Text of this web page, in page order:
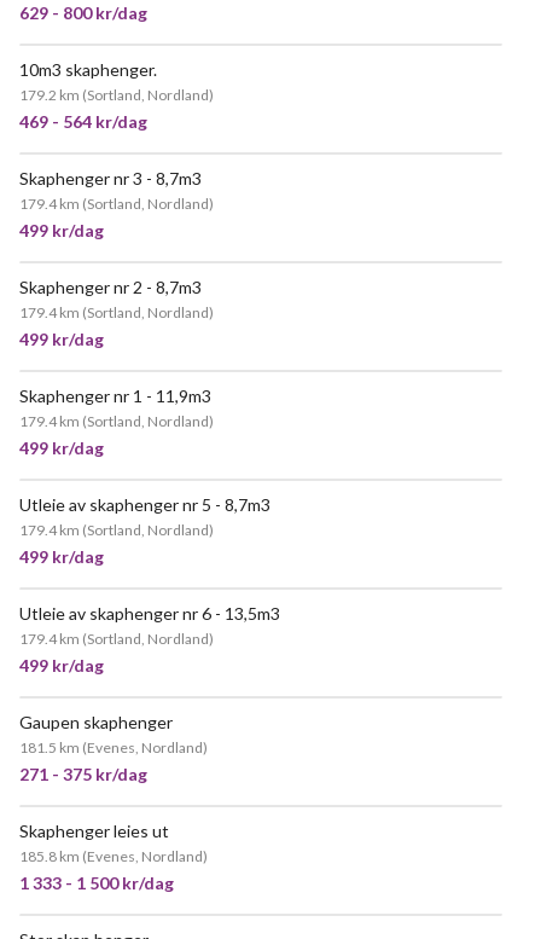
629 - 800 kr/dag
10m3 skaphenger.
179.2 km (Sortland, Nordland)
469 - 564 kr/dag
Skaphenger nr 3 - 8,7m3
179.4 km (Sortland, Nordland)
499 kr/dag
Skaphenger nr 2 - 8,7m3
179.4 km (Sortland, Nordland)
499 kr/dag
Skaphenger nr 1 - 11,9m3
179.4 km (Sortland, Nordland)
499 kr/dag
Utleie av skaphenger nr 5 - 8,7m3
179.4 km (Sortland, Nordland)
499 kr/dag
Utleie av skaphenger nr 6 - 13,5m3
179.4 km (Sortland, Nordland)
499 kr/dag
Gaupen skaphenger
181.5 km (Evenes, Nordland)
271 - 375 kr/dag
Skaphenger leies ut
185.8 km (Evenes, Nordland)
1 333 - 1 500 kr/dag